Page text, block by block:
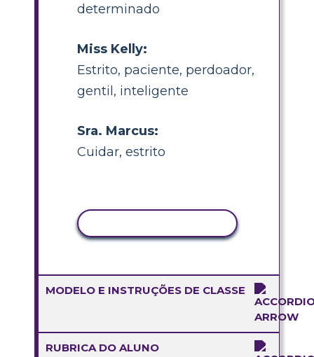
determinado
Miss Kelly:
Estrito, paciente, perdoador,
gentil, inteligente
Sra. Marcus:
Cuidar, estrito
MODELO E INSTRUÇÕES DE CLASSE
RUBRICA DO ALUNO